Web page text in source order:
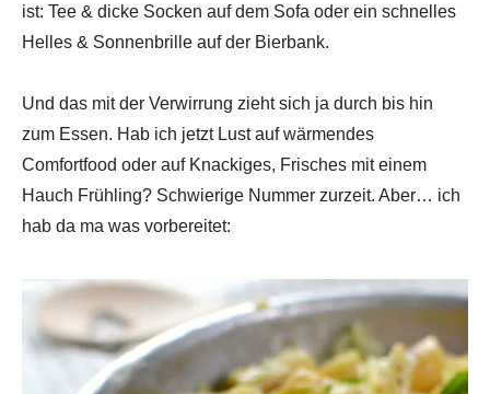
ist: Tee & dicke Socken auf dem Sofa oder ein schnelles
Helles & Sonnenbrille auf der Bierbank.
Und das mit der Verwirrung zieht sich ja durch bis hin
zum Essen. Hab ich jetzt Lust auf wärmendes
Comfortfood oder auf Knackiges, Frisches mit einem
Hauch Frühling? Schwierige Nummer zurzeit. Aber… ich
hab da ma was vorbereitet: